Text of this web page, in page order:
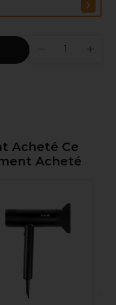
Acheté Ce
Acheté